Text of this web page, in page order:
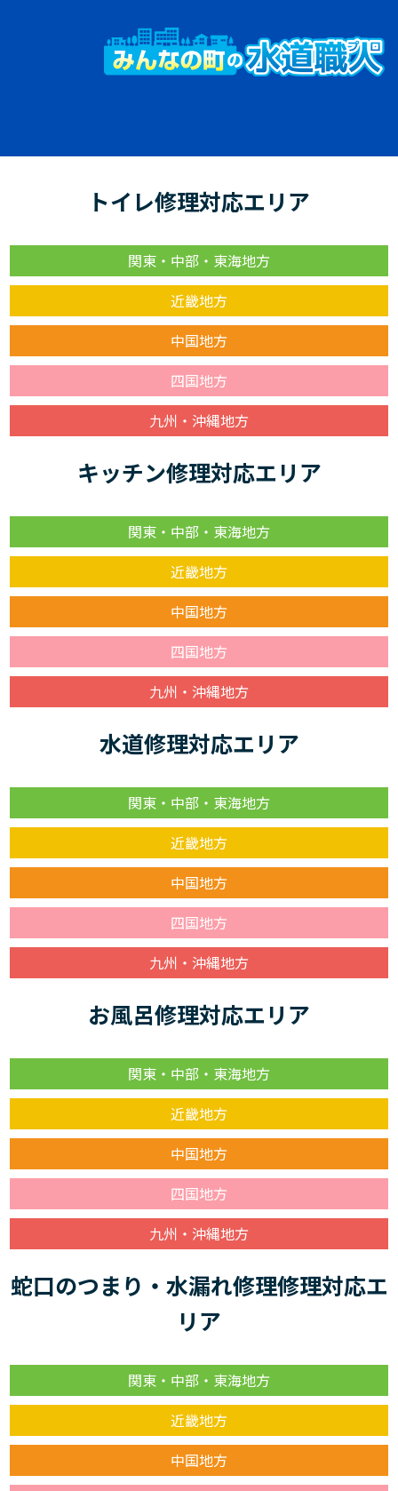
トイレ修理対応エリア
関東・中部・東海地方
近畿地方
中国地方
四国地方
九州・沖縄地方
キッチン修理対応エリア
関東・中部・東海地方
近畿地方
中国地方
四国地方
九州・沖縄地方
水道修理対応エリア
関東・中部・東海地方
近畿地方
中国地方
四国地方
九州・沖縄地方
お風呂修理対応エリア
関東・中部・東海地方
近畿地方
中国地方
四国地方
九州・沖縄地方
蛇口のつまり・水漏れ修理修理対応エ
リア
関東・中部・東海地方
近畿地方
中国地方